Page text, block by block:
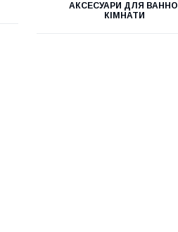
АКСЕСУАРИ ДЛЯ ВАННОЇ
КІМНАТИ